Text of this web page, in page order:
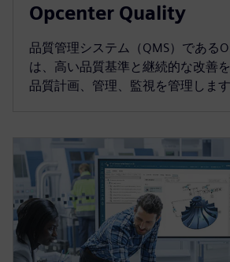
Opcenter Quality
品質管理システム（QMS）である
は、高い品質基準と継続的な改善
品質計画、管理、監視を管理します